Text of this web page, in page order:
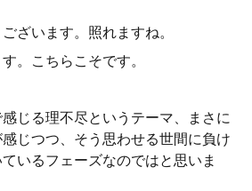
ざいます。照れますね。
。こちらこそです。
じる理不尽というテーマ、まさに
じつつ、そう思わせる世間に負け
いるフェーズなのではと思いま